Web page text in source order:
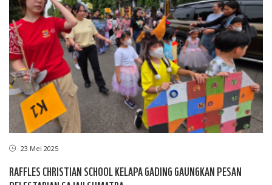
23 Mei 2025
RAFFLES CHRISTIAN SCHOOL KELAPA GADING GAUNGKAN PESAN